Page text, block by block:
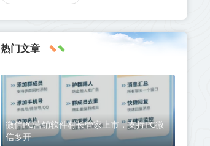
热门文章
微信PC营销软件村长管家上市，支持PC微
信多开